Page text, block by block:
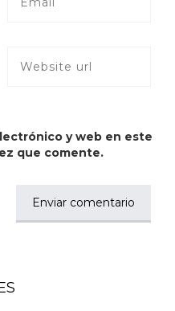
y web en este
que comente.